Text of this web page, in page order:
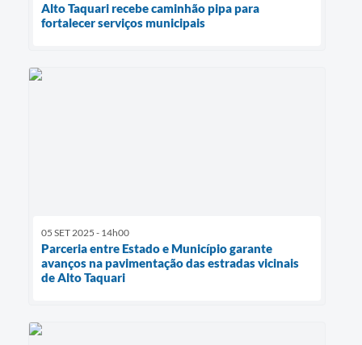
Alto Taquari recebe caminhão pipa para
fortalecer serviços municipais
05 SET 2025 - 14h00
Parceria entre Estado e Município garante
avanços na pavimentação das estradas vicinais
de Alto Taquari